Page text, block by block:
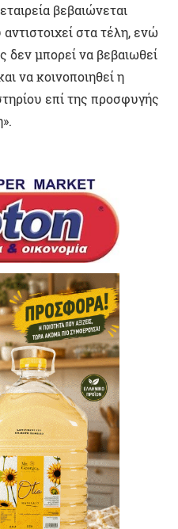
βεβαιώνεται
στα τέλη, ενώ
δεν μπορεί να βεβαιωθεί
να κοινοποιηθεί η
επί της προσφυγής